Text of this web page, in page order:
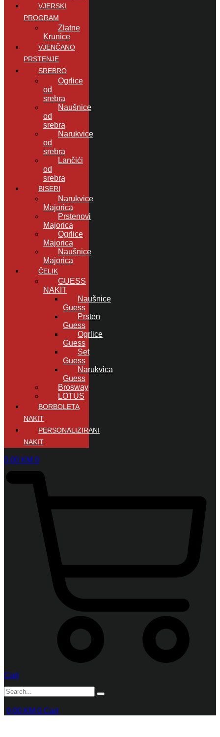
VJERSKI
PROGRAM
Zlatne
Krunice
VJENČANO
PRSTENJE
SREBRO
Ogrlice
od
srebra
Naušnice
od
srebra
Narukvice
od
srebra
Lančići
od
srebra
BISERI
Narukvice
Majorica
Prstenovi
Majorica
Ogrlice
Majorica
Naušnice
Majorica
ČELIK
GUESS
NAKIT
Naušnice
Guess
Prsten
Guess
Ogrlice
Guess
Set
Guess
Narukvica
Guess
Brosway
LOTUS
BORBOLETA
NAKIT
PERSONALIZIRANI
NAKIT
0,00 KM 0
Cart
0,00 KM 0 Cart